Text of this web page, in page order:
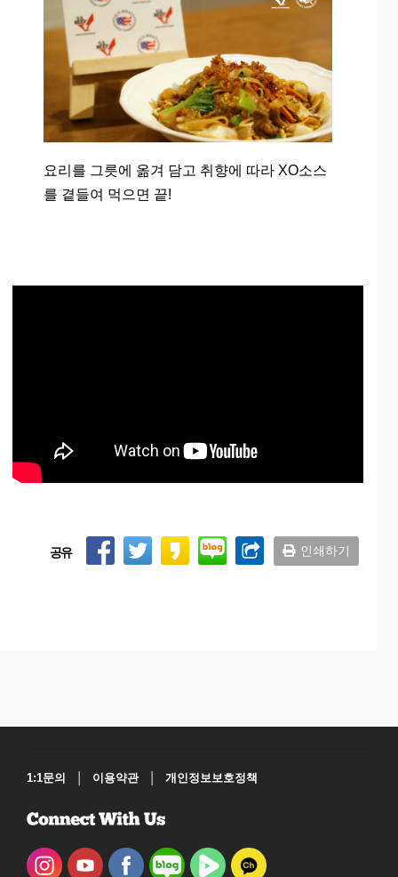
요리를 그릇에 옮겨 담고 취향에 따라 XO소스
를 곁들여 먹으면 끝!
공유 인쇄하기
1:1문의 | 이용약관 | 개인정보보호정책